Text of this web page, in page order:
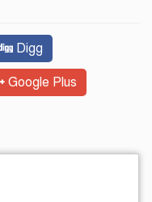
Digg
Google Plus